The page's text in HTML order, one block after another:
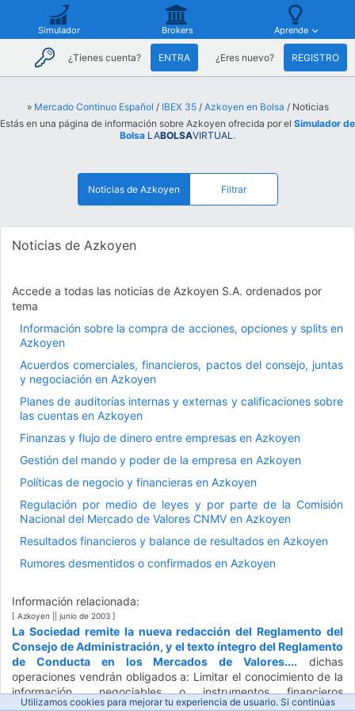
Simulador Brokers Aprende
¿Tienes cuenta? ENTRA ¿Eres nuevo? REGISTRO
» Mercado Continuo Español / IBEX 35/ Azkoyen en Bolsa / Noticias
Estás en una página de información sobre Azkoyen ofrecida por el Simulador de
Bolsa LABOLSAVIRTUAL.
Noticias de Azkoyen Filtrar
Noticias de Azkoyen
Accede a todas las noticias de Azkoyen S.A. ordenados por
tema
Información sobre la compra de acciones, opciones y splits en
Azkoyen
Acuerdos comerciales, financieros, pactos del consejo, juntas
y negociación en Azkoyen
Planes de auditorías internas y externas y calificaciones sobre
las cuentas en Azkoyen
Finanzas y flujo de dinero entre empresas en Azkoyen
Gestión del mando y poder de la empresa en Azkoyen
Políticas de negocio y financieras en Azkoyen
Regulación por medio de leyes y por parte de la Comisión
Nacional del Mercado de Valores CNMV en Azkoyen
Resultados financieros y balance de resultados en Azkoyen
Rumores desmentidos o confirmados en Azkoyen
Información relacionada:
[ Azkoyen || junio de 2003 ]
La Sociedad remite la nueva redacción del Reglamento del
Consejo de Administración, y el texto íntegro del Reglamento
de Conducta en los Mercados de Valores.... dichas
operaciones vendrán obligados a: Limitar el conocimiento de la
información... negociables o instrumentos financieros
relacionados con la operación en trámite y lasnoticiasemitidas
Utilizamos cookies para mejorar tu experiencia de usuario. Si continúas